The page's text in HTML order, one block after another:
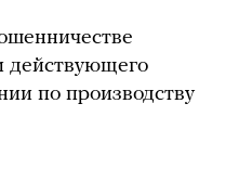
действующего
по производству